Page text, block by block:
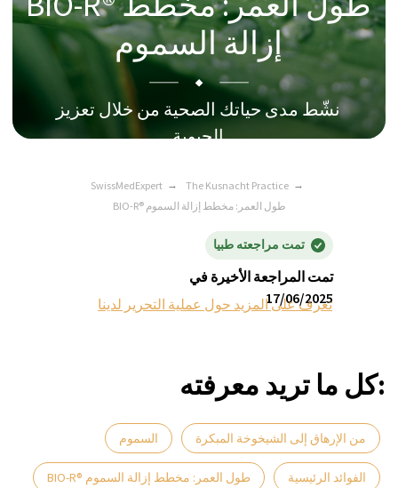
الحيوية
SwissMedExpert → The Kusnacht Practice →
BIO-R® طول العمر: مخطط إزالة السموم
تمت مراجعته طبيا
تمت المراجعة الأخيرة في
17/06/2025
تعرف على المزيد حول عملية التحرير لدينا
كل ما تريد معرفته:
السموم من الإرهاق إلى الشيخوخة المبكرة
BIO-R® طول العمر: مخطط إزالة السموم الفوائد الرئيسية
هل تشعر بالإرهاق المستمر،
وانخفاض الحيوية، وتبدو أكبر